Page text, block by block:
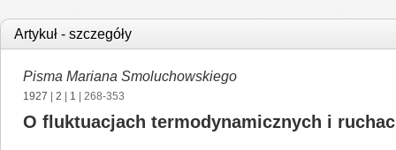
Artykuł - szczegóły
Pisma Mariana Smoluchowskiego
1927 2 1 | 268-353
O fluktuacjach termodynamicznych i